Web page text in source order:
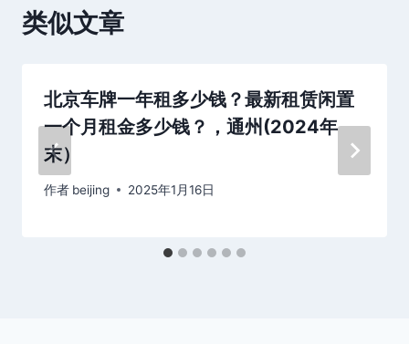
类似文章
北京车牌一年租多少钱？最新租赁闲置
一个月租金多少钱？，通州(2024年
末）
作者 beijing 2025年1月16日